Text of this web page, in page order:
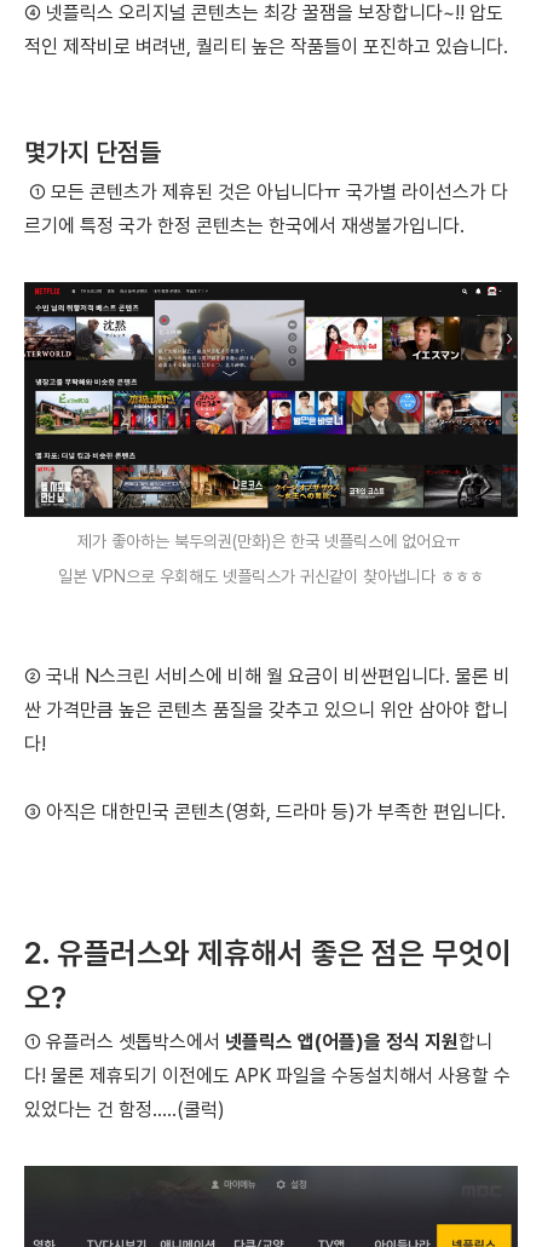
④ 넷플릭스 오리지널 콘텐츠는 최강 꿀잼을 보장합니다~!! 압도
적인 제작비로 벼려낸, 퀄리티 높은 작품들이 포진하고 있습니다.
몇가지 단점들
① 모든 콘텐츠가 제휴된 것은 아닙니다ㅠ 국가별 라이선스가 다
르기에 특정 국가 한정 콘텐츠는 한국에서 재생불가입니다.
제가 좋아하는 북두의권(만화)은 한국 넷플릭스에 없어요ㅠ
일본 VPN으로 우회해도 넷플릭스가 귀신같이 찾아냅니다 ㅎㅎㅎ
② 국내 N스크린 서비스에 비해 월 요금이 비싼편입니다. 물론 비
싼 가격만큼 높은 콘텐츠 품질을 갖추고 있으니 위안 삼아야 합니
다!
③ 아직은 대한민국 콘텐츠(영화, 드라마 등)가 부족한 편입니다.
2. 유플러스와 제휴해서 좋은 점은 무엇이
오?
① 유플러스 셋톱박스에서 넷플릭스 앱(어플)을 정식 지원합니
다! 물론 제휴되기 이전에도 APK 파일을 수동설치해서 사용할 수
있었다는 건 함정.....(쿨럭)